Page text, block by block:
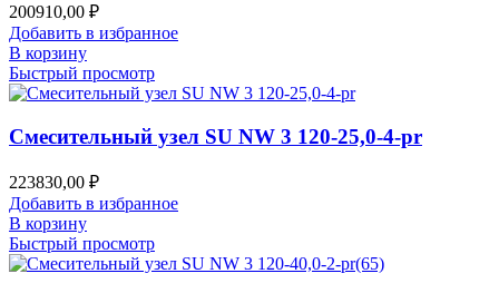
200910,00 ₽
Добавить в избранное
В корзину
Быстрый просмотр
Смесительный узел SU NW 3 120-25,0-4-pr
223830,00 ₽
Добавить в избранное
В корзину
Быстрый просмотр